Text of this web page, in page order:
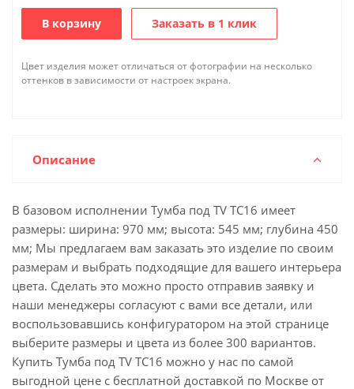
В корзину Заказать в 1 клик
Цвет изделия может отличаться от фотографии на несколько
оттенков в зависимости от настроек экрана.
Описание
В базовом исполнении Тумба под ТV ТС16 имеет
размеры: ширина: 970 мм; высота: 545 мм; глубина 450
мм; Мы предлагаем вам заказать это изделие по своим
размерам и выбрать подходящие для вашего интерьера
цвета. Сделать это можно просто отправив заявку и
наши менеджеры согласуют с вами все детали, или
воспользовавшись конфигуратором на этой странице
выберите размеры и цвета из более 300 вариантов.
Купить Тумба под ТV ТС16 можно у нас по самой
выгодной цене с бесплатной доставкой по Москве от